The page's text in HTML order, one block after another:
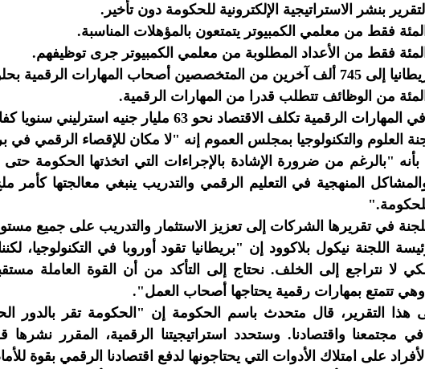
بنشر الاستراتيجية الإلكترونية للحكومة دون تأخير.
أصحاب المهارات الرقمية بحلول عام 2017.
الرقمية تكلف الاقتصاد نحو 63 مليار جنيه استرليني سنويا كفاقد دخل.
العلوم والتكنولوجيا بمجلس العموم إنه "لا مكان للإقصاء الرقمي في
"بالرغم من ضرورة الإشادة بالإجراءات التي اتخذتها الحكومة حتى
المنهجية في التعليم الرقمي والتدريب ينبغي معالجتها كأمر
في تقريرها الشركات إلى تعزيز الاستثمار والتدريب على جميع
اللجنة نيكول بلاكوود إن "بريطانيا تقود أوروبا في التكنولوجيا،
لا نتراجع إلى الخلف. نحتاج إلى التأكد من أن القوة العاملة
وهي تتمتع بمهارات رقمية يحتاجها أصحاب العمل".
هذا التقرير، قال متحدث باسم الحكومة إن "الحكومة تقر بالدور
في مجتمعنا واقتصادنا. وستحدد استراتيجيتنا الرقمية، المقرر
على امتلاك الأدوات التي يحتاجونها لدفع اقتصادنا الرقمي بقوة